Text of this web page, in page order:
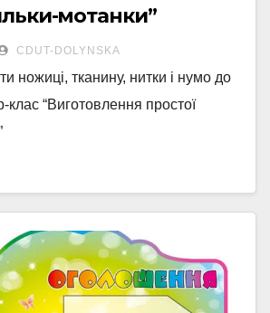
мотанки”
CDUT-DOLYNSKA
ножиці, тканину, нитки і нумо до
“Виготовлення простої